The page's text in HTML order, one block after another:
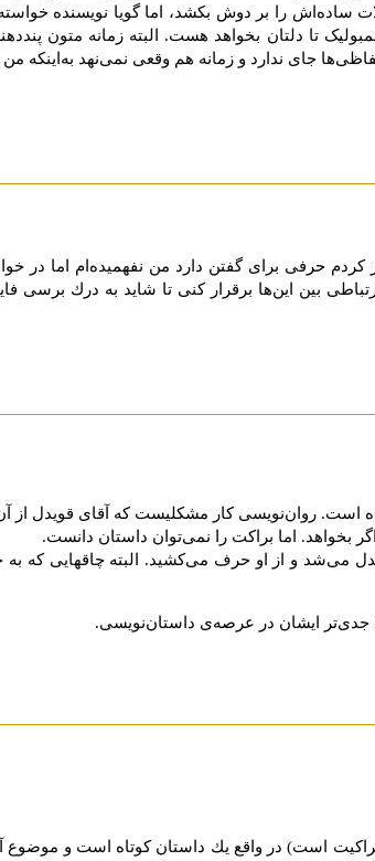
ساده‌اش را بر دوش بکشد، اما گویا نویسنده
تا دلتان بخواهد هست. البته زمانه متون
جای ندارد و زمانه هم وقعی نمی‌نهد
كردم حرفی برای گفتن دارد من نفهمیده‌ام اما در
بین این‌ها برقرار كنی تا شاید به درك برسی
روان‌نویسی کار مشکلیست که آقای قویدل از
بخواهد. اما براکت را نمی‌توان داستان دانست.
می‌شد و از او حرف می‌کشید. البته چاقهایی که به
جدی‌تر ایشان در عرصه‌ی داستان‌نویسی.
است) در واقع یك داستان كوتاه است و موضوع